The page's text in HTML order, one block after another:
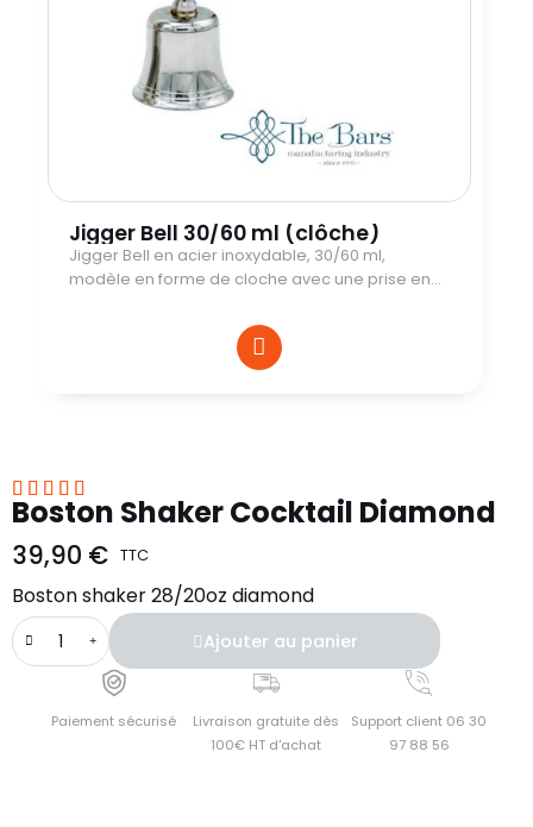
Jigger Bell 30/60 ml (clôche)
Jigger Bell en acier inoxydable, 30/60 ml,
modèle en forme de cloche avec une prise en
    
Boston Shaker Cocktail Diamond
39,90 € TTC
Boston shaker 28/20oz diamond
Ajouter au panier
Paiement sécurisé
Livraison gratuite dès
100€ HT d'achat
Support client 06 30
97 88 56